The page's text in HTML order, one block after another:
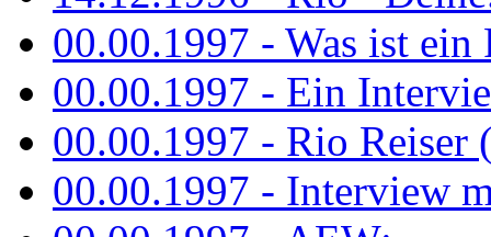
00.00.1997 - Was ist ein
00.00.1997 - Ein
00.00.1997 - Rio Reiser
00.00.1997 - Interview